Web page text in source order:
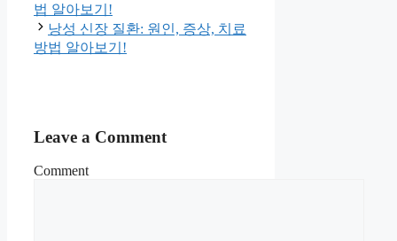
법 알아보기!
낭성 신장 질환: 원인, 증상, 치료
방법 알아보기!
Leave a Comment
Comment